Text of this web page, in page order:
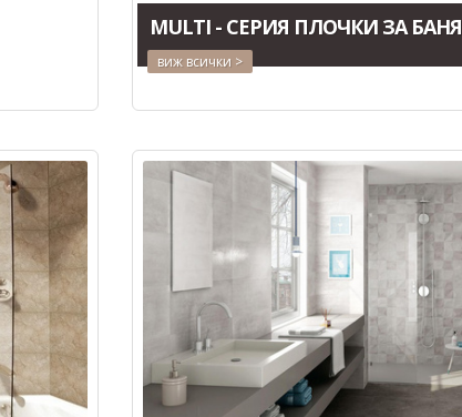
MULTI - СЕРИЯ ПЛОЧКИ ЗА БАНЯ
виж всички >